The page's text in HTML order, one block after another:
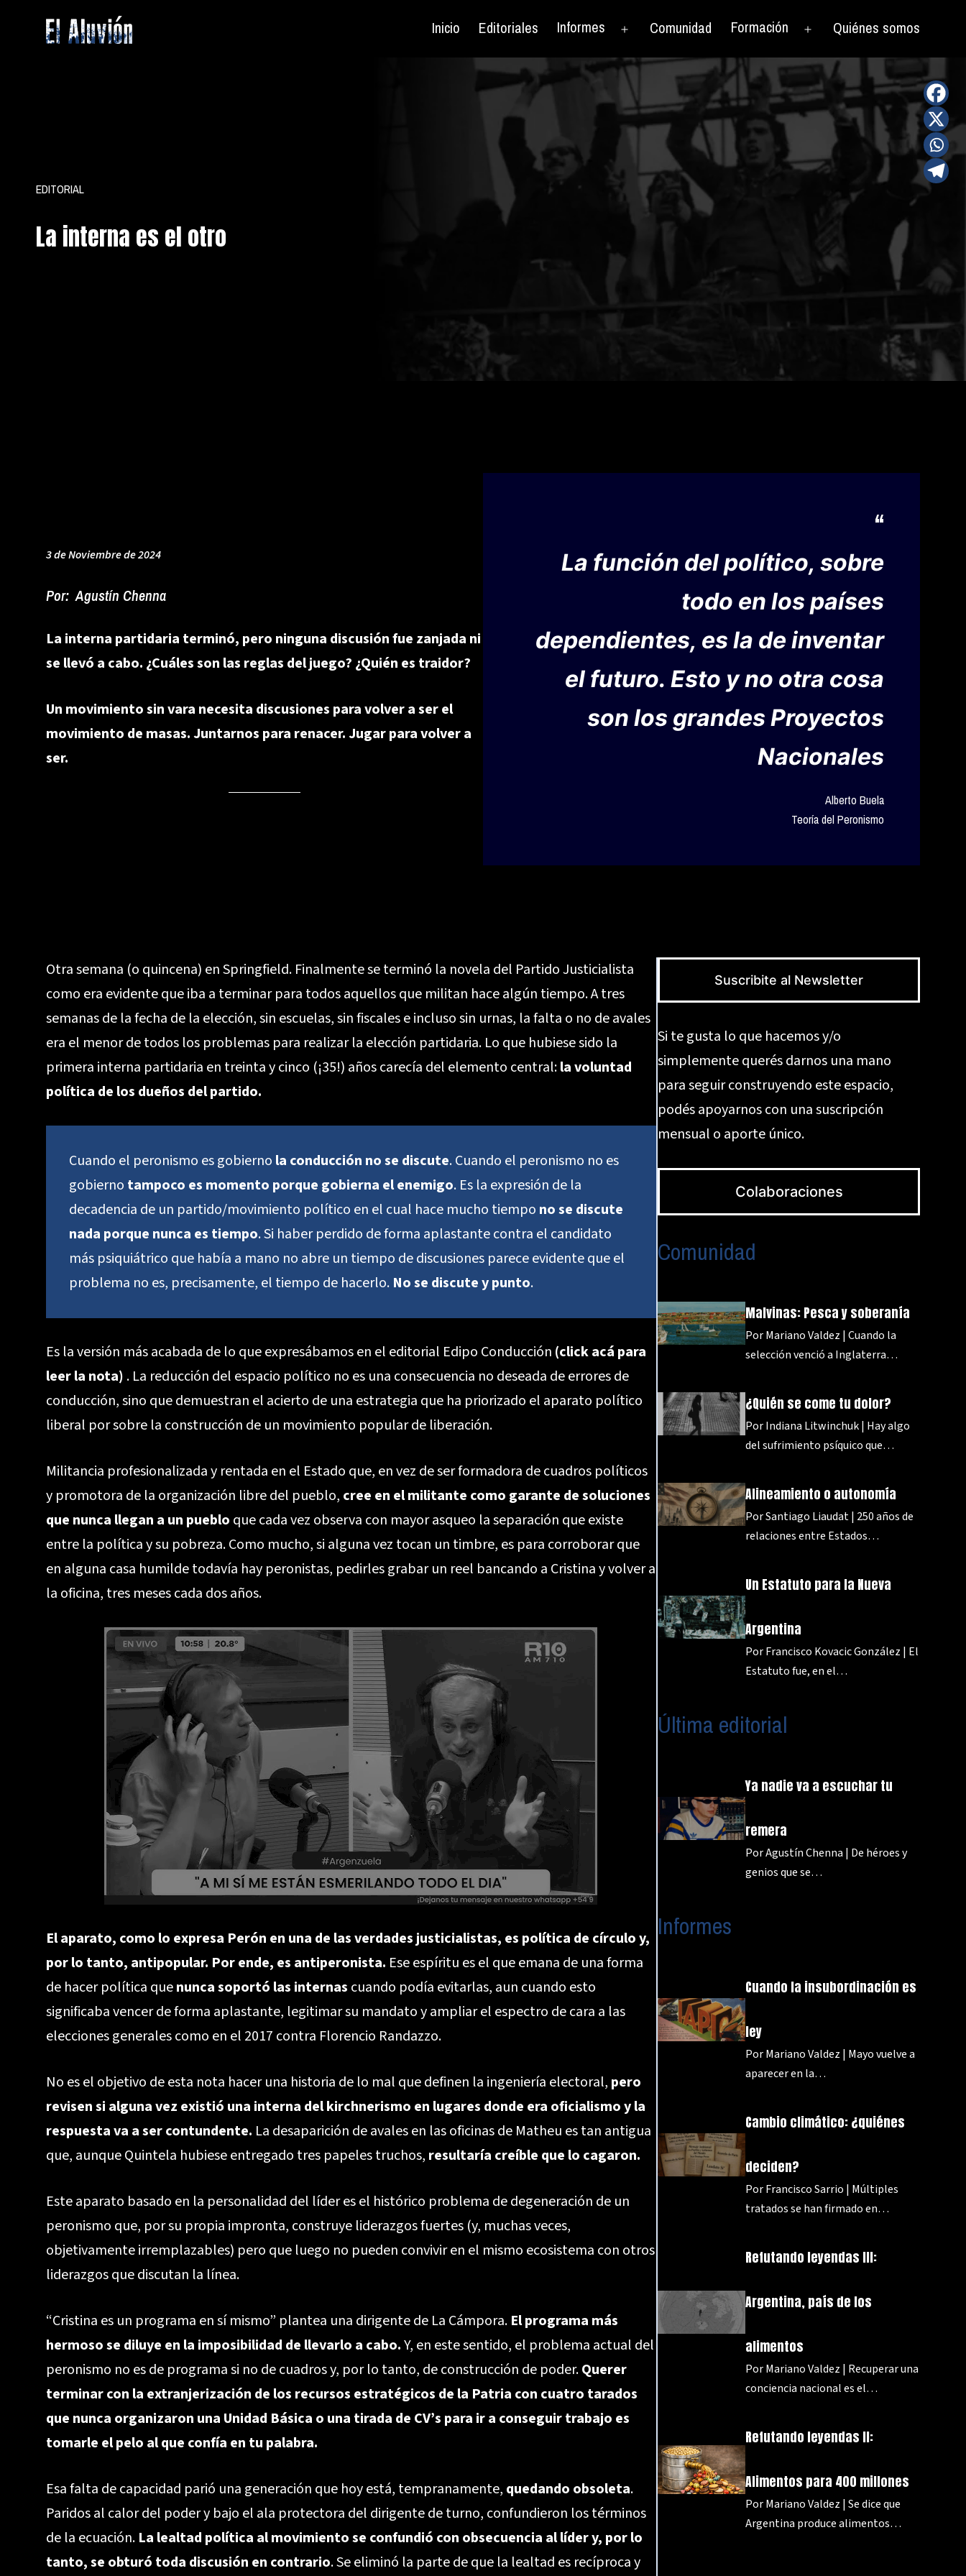
Inicio Editoriales Informes
Abrir
el
menú
Comunidad Formación
Abrir
el
menú
Quiénes somos
EDITORIAL
La interna es el otro
3 de Noviembre de 2024
Por: Agustín Chenna
La interna partidaria terminó, pero ninguna discusión fue zanjada ni
se llevó a cabo. ¿Cuáles son las reglas del juego? ¿Quién es traidor?
Un movimiento sin vara necesita discusiones para volver a ser el
movimiento de masas. Juntarnos para renacer. Jugar para volver a
ser.
La función del político, sobre
todo en los países
dependientes, es la de inventar
el futuro. Esto y no otra cosa
son los grandes Proyectos
Nacionales
Alberto Buela
Teoría del Peronismo
Otra semana (o quincena) en Springfield. Finalmente se terminó la novela del Partido Justicialista
como era evidente que iba a terminar para todos aquellos que militan hace algún tiempo. A tres
semanas de la fecha de la elección, sin escuelas, sin fiscales e incluso sin urnas, la falta o no de avales
era el menor de todos los problemas para realizar la elección partidaria. Lo que hubiese sido la
primera interna partidaria en treinta y cinco (¡35!) años carecía del elemento central:la voluntad
política de los dueños del partido.
Cuando el peronismo es gobierno la conducción no se discute. Cuando el peronismo no es
gobierno tampoco es momento porque gobierna el enemigo. Es la expresión de la
decadencia de un partido/movimiento político en el cual hace mucho tiempo no se discute
nada porque nunca es tiempo. Si haber perdido de forma aplastante contra el candidato
más psiquiátrico que había a mano no abre un tiempo de discusiones parece evidente que el
problema no es, precisamente, el tiempo de hacerlo. No se discute y punto.
Es la versión más acabada de lo que expresábamos en el editorial Edipo Conducción (click acá para
leer la nota) . La reducción del espacio político no es una consecuencia no deseada de errores de
conducción, sino que demuestran el acierto de una estrategia que ha priorizado el aparato político
liberal por sobre la construcción de un movimiento popular de liberación.
Militancia profesionalizada y rentada en el Estado que, en vez de ser formadora de cuadros políticos
y promotora de la organización libre del pueblo, cree en el militante como garante de soluciones
que nunca llegan a un pueblo que cada vez observa con mayor asqueo la separación que existe
entre la política y su pobreza. Como mucho, si alguna vez tocan un timbre, es para corroborar que
en alguna casa humilde todavía hay peronistas, pedirles grabar un reel bancando a Cristina y volver a
la oficina, tres meses cada dos años.
El aparato, como lo expresa Perón en una de las verdades justicialistas, es política de círculo y,
por lo tanto, antipopular. Por ende, es antiperonista. Ese espíritu es el que emana de una forma
de hacer política quenunca soportó las internas cuando podía evitarlas, aun cuando esto
significaba vencer de forma aplastante, legitimar su mandato y ampliar el espectro de cara a las
elecciones generales como en el 2017 contra Florencio Randazzo.
No es el objetivo de esta nota hacer una historia de lo mal que definen la ingeniería electoral, pero
revisen si alguna vez existió una interna del kirchnerismo en lugares donde era oficialismo y la
respuesta va a ser contundente. La desaparición de avales en las oficinas de Matheu es tan antigua
que, aunque Quintela hubiese entregado tres papeles truchos, resultaría creíble que lo cagaron.
Este aparato basado en la personalidad del líder es el histórico problema de degeneración de un
peronismo que, por su propia impronta, construye liderazgos fuertes (y, muchas veces,
objetivamente irremplazables) pero que luego no pueden convivir en el mismo ecosistema con otros
liderazgos que discutan la línea.
“Cristina es un programa en sí mismo” plantea una dirigente de La Cámpora. El programa más
hermoso se diluye en la imposibilidad de llevarlo a cabo.Y, en este sentido, el problema actual del
peronismo no es de programa si no de cuadros y, por lo tanto, de construcción de poder.Querer
terminar con la extranjerización de los recursos estratégicos de la Patria con cuatro tarados
que nunca organizaron una Unidad Básica o una tirada de CV’s para ir a conseguir trabajo es
tomarle el pelo al que confía en tu palabra.
Esa falta de capacidad parió una generación que hoy está, tempranamente, quedando obsoleta.
Paridos al calor del poder y bajo el ala protectora del dirigente de turno, confundieron los términos
de la ecuación. La lealtad política al movimiento se confundió con obsecuencia al líder y, por lo
tanto, se obturó toda discusión en contrario. Se eliminó la parte de que la lealtad es recíproca y
Suscribite al Newsletter
Si te gusta lo que hacemos y/o
simplemente querés darnos una mano
para seguir construyendo este espacio,
podés apoyarnos con una suscripción
mensual o aporte único.
Colaboraciones
Comunidad
Malvinas: Pesca y soberanía
Por Mariano Valdez | Cuando la
selección venció a Inglaterra…
¿Quién se come tu dolor?
Por Indiana Litwinchuk | Hay algo
del sufrimiento psíquico que…
Alineamiento o autonomía
Por Santiago Liaudat | 250 años de
relaciones entre Estados…
Un Estatuto para la Nueva
Argentina
Por Francisco Kovacic González | El
Estatuto fue, en el…
Última editorial
Ya nadie va a escuchar tu
remera
Por Agustín Chenna | De héroes y
genios que se…
Informes
Cuando la insubordinación es
ley
Por Mariano Valdez | Mayo vuelve a
aparecer en la…
Cambio climático: ¿quiénes
deciden?
Por Francisco Sarrio | Múltiples
tratados se han firmado en…
Refutando leyendas III:
Argentina, país de los
alimentos
Por Mariano Valdez | Recuperar una
conciencia nacional es el…
Refutando leyendas II:
Alimentos para 400 millones
Por Mariano Valdez | Se dice que
Argentina produce alimentos…